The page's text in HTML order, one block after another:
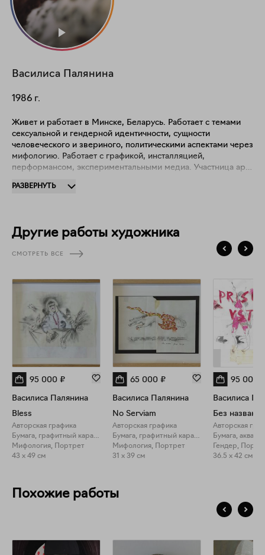
Василиса Палянина
1986 г.
Живет и работает в Минске, Беларусь. Работает с темами
сексуальной и гендерной идентичности, сущности
человеческого и звериного, политическими аспектами через
мифологию. Работает с графикой, инсталляцией,
перформансом, экспериментальными медиа. Участница арт-
Анро). Резиденции: 2020 "Slavs and Tatars", Берлин,
"Art Hub Residence", Абу-Даби, ОАЭ ; 2010-2011
стажировка в художественной студии Вальтера Захса,
Веймар, Германия . Ярмарки: 2020 Viennacontemporary
(Marx Halle, Вена, Австрия)
РАЗВЕРНУТЬ
Другие работы художника
СМОТРЕТЬ ВСЕ
95 000 ₽
Василиса Палянина
Bless
Авторская графика
Бумага, графитный карандаш
Мифология, Портрет
43 x 49 см
65 000 ₽
Василиса Палянина
No Serviam
Авторская графика
Бумага, графитный карандаш
Мифология, Портрет
31 x 39 см
95 000
Василиса
Без названия
Авторская
Бумага,
Гендер,
36.5 x 42 см
Похожие работы